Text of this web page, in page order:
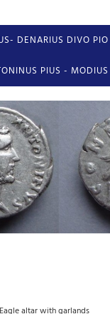
DENARIUS DIVO
PIUS -
altar with garlands